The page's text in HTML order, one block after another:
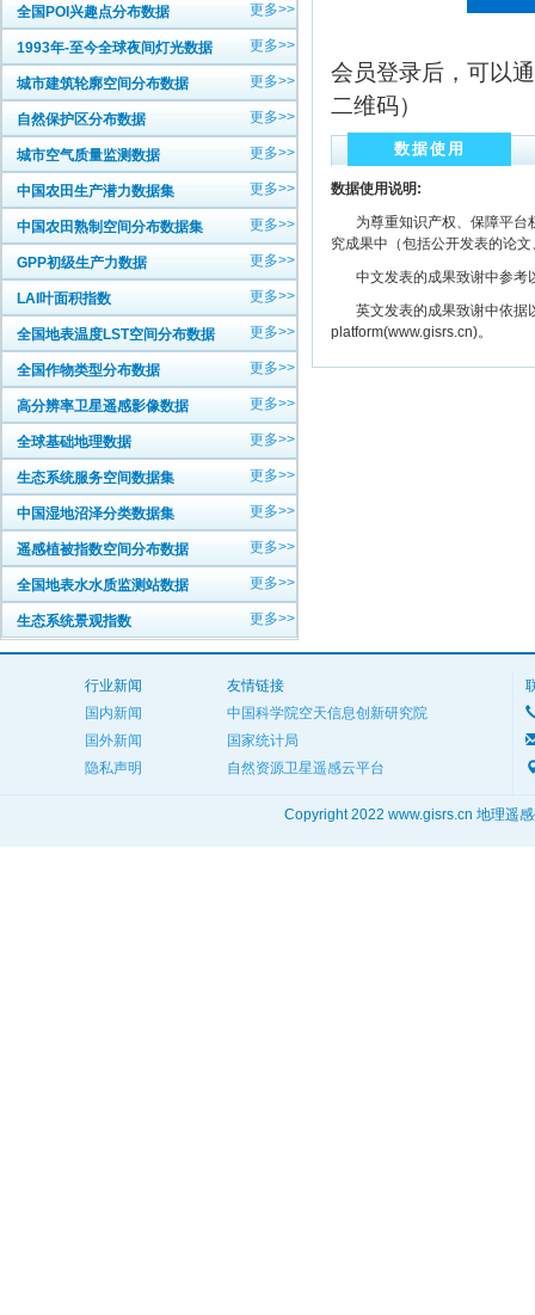
全国POI兴趣点分布数据 更多>>
1993年-至今全球夜间灯光数据 更多>>
城市建筑轮廓空间分布数据 更多>>
自然保护区分布数据 更多>>
城市空气质量监测数据 更多>>
中国农田生产潜力数据集 更多>>
中国农田熟制空间分布数据集 更多>>
GPP初级生产力数据 更多>>
LAI叶面积指数 更多>>
全国地表温度LST空间分布数据 更多>>
全国作物类型分布数据 更多>>
高分辨率卫星遥感影像数据 更多>>
全球基础地理数据 更多>>
生态系统服务空间数据集 更多>>
中国湿地沼泽分类数据集 更多>>
遥感植被指数空间分布数据 更多>>
全国地表水水质监测站数据 更多>>
生态系统景观指数 更多>>
会员登录后，可以
二维码）
数据使用
数据使用说明:
为尊重知识产权、保障平台
究成果中（包括公开发表的论
中文发表的成果致谢中参考
英文发表的成果致谢中依据
platform(www.gisrs.cn)。
行业新闻
国内新闻
国外新闻
隐私声明
友情链接
中国科学院空天信息创新研究院
国家统计局
自然资源卫星遥感云平台
Copyright 2022 www.gisrs.cn 地理遥